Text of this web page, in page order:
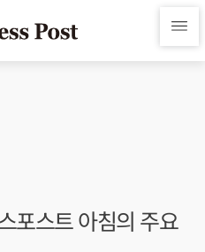
포스트 아침의 주요